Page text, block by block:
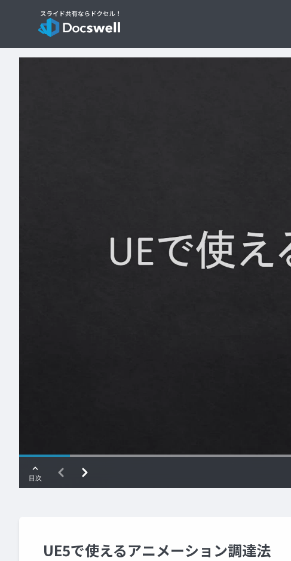
UE5で使えるアニメーション調達法